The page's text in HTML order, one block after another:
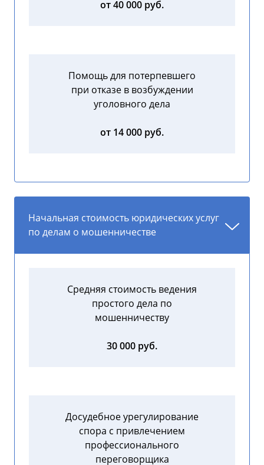
от 40 000 руб.
Помощь для потерпевшего
при отказе в возбуждении
уголовного дела
от 14 000 руб.
Начальная стоимость юридических услуг
по делам о мошенничестве
Средняя стоимость ведения
простого дела по
мошенничеству
30 000 руб.
Досудебное урегулирование
спора с привлечением
профессионального
переговорщика